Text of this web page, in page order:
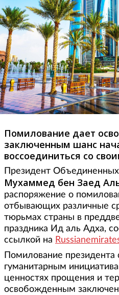
Помилование дает
заключенным шанс
воссоединиться со
Президент
Мухаммед бен Заед
распоряжение о
отбывающих различные
тюрьмах страны в
праздника Ид аль Адха,
ссылкой на
Помилование президента
гуманитарным
ценностях прощения и
освобожденным